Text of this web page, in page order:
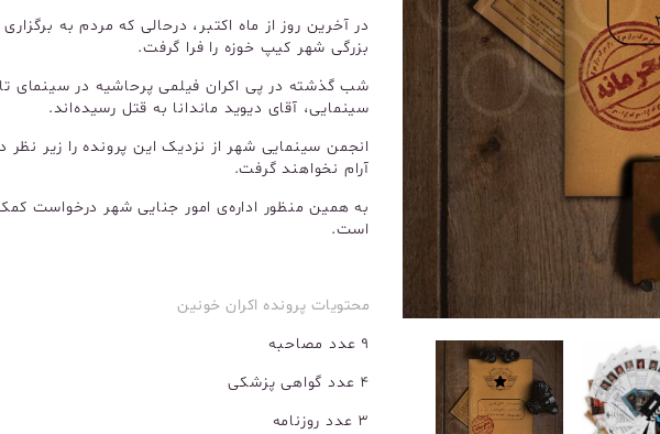
در آخرین روز از ماه اکتبر، درحالی که مردم به
بزرگی شهر کیپ خوزه را فرا گرفت.
شب گذشته در پی اکران فیلمی پرحاشیه در سینمای
سینمایی، آقای دیوید ماندانا به قتل رسیده‌اند.
انجمن سینمایی شهر از نزدیک این پرونده را زیر
آرام نخواهند گرفت.
به همین منظور اداره‌ی امور جنایی شهر درخواست
است.
محتویات پرونده اکران خونین
9 عدد مصاحبه
4 عدد گواهی پزشکی
3 عدد روزنامه